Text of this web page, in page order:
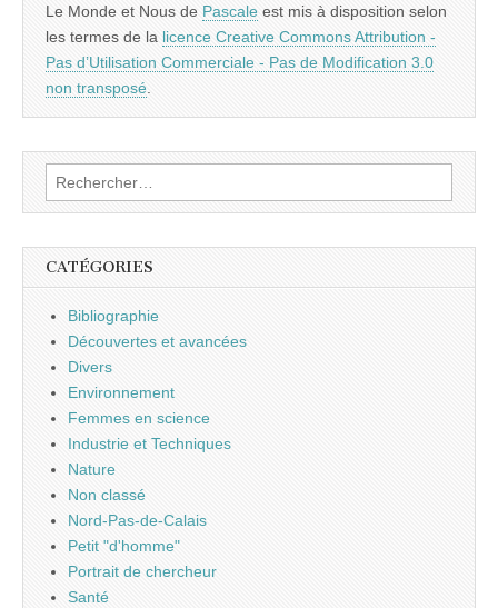
Le Monde et Nous de Pascale est mis à disposition selon
les termes de la licence Creative Commons Attribution -
Pas d’Utilisation Commerciale - Pas de Modification 3.0
non transposé
Rechercher :
CATÉGORIES
Bibliographie
Découvertes et avancées
Divers
Environnement
Femmes en science
Industrie et Techniques
Nature
Non classé
Nord-Pas-de-Calais
Petit "d'homme"
Portrait de chercheur
Santé